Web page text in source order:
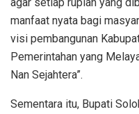
manfaat nyata bagi
visi pembangunan
Pemerintahan yang
Nan Sejahtera”.
Sementara itu, Bupati